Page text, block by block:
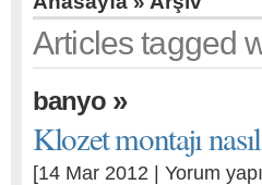
Articles tagged
banyo»
Klozet montajı
[14 Mar 2012 | Yorum